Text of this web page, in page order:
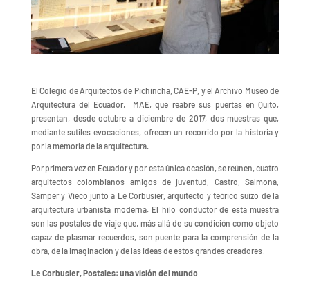
El Colegio de Arquitectos de Pichincha, CAE-P, y el Archivo Museo de
Arquitectura del Ecuador, MAE, que reabre sus puertas en Quito,
presentan, desde octubre a diciembre de 2017, dos muestras que,
mediante sutiles evocaciones, ofrecen un recorrido por la historia y
por la memoria de la arquitectura.
Por primera vez en Ecuador y por esta única ocasión, se reúnen, cuatro
arquitectos colombianos amigos de juventud, Castro, Salmona,
Samper y Vieco junto a Le Corbusier, arquitecto y teórico suizo de la
arquitectura urbanista moderna. El hilo conductor de esta muestra
son las postales de viaje que, más allá de su condición como objeto
capaz de plasmar recuerdos, son puente para la comprensión de la
obra, de la imaginación y de las ideas de estos grandes creadores.
Le Corbusier, Postales: una visión del mundo